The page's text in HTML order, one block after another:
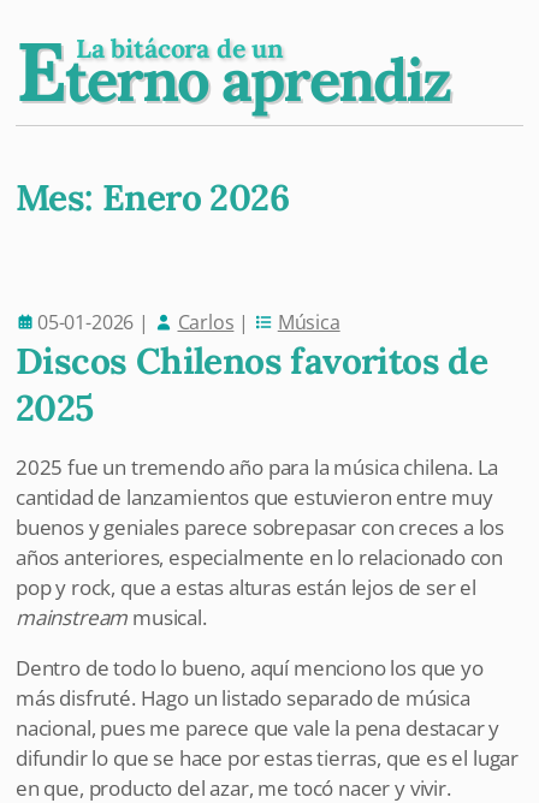
Eterno aprendiz
La bitácora de un
Mes: Enero 2026
Post navigation
05-01-2026 | Carlos | Música
Discos Chilenos favoritos de
2025
2025 fue un tremendo año para la música chilena. La
cantidad de lanzamientos que estuvieron entre muy
buenos y geniales parece sobrepasar con creces a los
años anteriores, especialmente en lo relacionado con
pop y rock, que a estas alturas están lejos de ser el
mainstream musical.
Dentro de todo lo bueno, aquí menciono los que yo
más disfruté. Hago un listado separado de música
nacional, pues me parece que vale la pena destacar y
difundir lo que se hace por estas tierras, que es el lugar
en que, producto del azar, me tocó nacer y vivir.